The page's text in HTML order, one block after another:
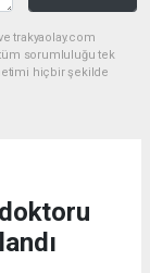
trakyaolay.com
tüm sorumluluğu tek
hiçbir şekilde